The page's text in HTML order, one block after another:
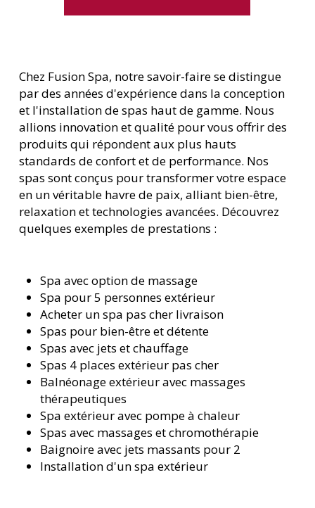
Chez Fusion Spa, notre savoir-faire se distingue
par des années d'expérience dans la conception
et l'installation de spas haut de gamme. Nous
allions innovation et qualité pour vous offrir des
produits qui répondent aux plus hauts
standards de confort et de performance. Nos
spas sont conçus pour transformer votre espace
en un véritable havre de paix, alliant bien-être,
relaxation et technologies avancées. Découvrez
quelques exemples de prestations :
Spa avec option de massage
Spa pour 5 personnes extérieur
Acheter un spa pas cher livraison
Spas pour bien-être et détente
Spas avec jets et chauffage
Spas 4 places extérieur pas cher
Balnéonage extérieur avec massages
thérapeutiques
Spa extérieur avec pompe à chaleur
Spas avec massages et chromothérapie
Baignoire avec jets massants pour 2
Installation d'un spa extérieur